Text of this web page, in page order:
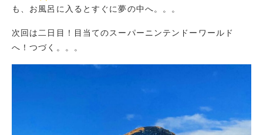
も、お風呂に入るとすぐに夢の中へ。。。
次回は二日目！目当てのスーパーニンテンドーワールド
へ！つづく。。。